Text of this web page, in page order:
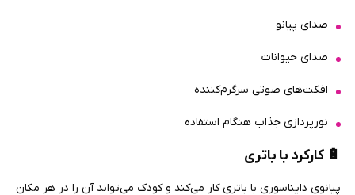
صدای پیانو
صدای حیوانات
افکت‌های صوتی سرگرم‌کننده
نورپردازی جذاب هنگام استفاده
🔋 کارکرد با باتری
پیانوی دایناسوری با باتری کار می‌کند و کودک می‌تواند آن را در هر مکان